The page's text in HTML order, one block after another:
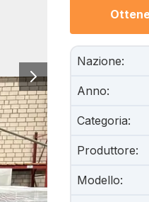
Nazione:
Anno:
Categoria:
Produttore:
Modello: